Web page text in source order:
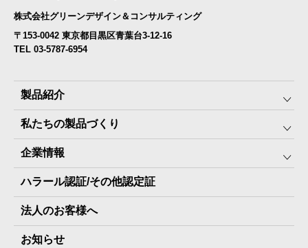
株式会社グリーンデザイン＆コンサルティング
〒153-0042 東京都目黒区青葉台3-12-16
TEL 03-5787-6954
製品紹介
みんなの保存⾷
The Next Dekade10年保存
The Next Dekade7年保存
JARAペットフード7年保存
その他製品
私たちの製品づくり
SDGSへの取り組み
JARA(ペット⽤防災備蓄⾷)について
地産地消パッケージについて
企業情報
社⻑ご挨拶
スタッフ紹介
会社概要
ハラール認証/その他認定証
法人のお客様へ
お知らせ